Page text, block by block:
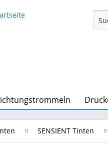
SENSIENT Tinten